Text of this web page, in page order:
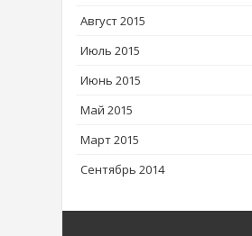
Август 2015
Июль 2015
Июнь 2015
Май 2015
Март 2015
Сентябрь 2014